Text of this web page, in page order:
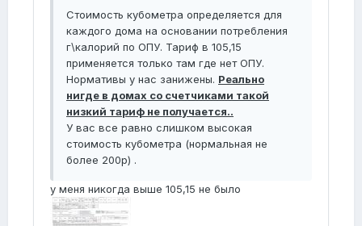
Стоимость кубометра определяется для
каждого дома на основании потребления
г\калорий по ОПУ. Тариф в 105,15
применяется только там где нет ОПУ.
Нормативы у нас занижены. Реально
нигде в домах со счетчиками такой
низкий тариф не получается..
У вас все равно слишком высокая
стоимость кубометра (нормальная не
более 200р) .
у меня никогда выше 105,15 не было